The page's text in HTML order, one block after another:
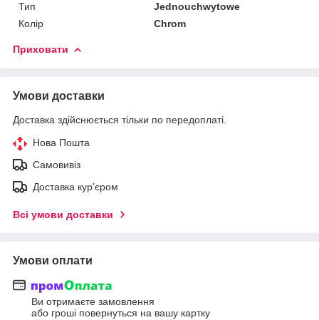
Тип
Jednouchwytowe
Колір
Chrom
Приховати
Умови доставки
Доставка здійснюється тільки по передоплаті.
Нова Пошта
Самовивіз
Доставка кур'єром
Всі умови доставки
Умови оплати
Ви отримаєте замовлення
або гроші повернуться на вашу картку